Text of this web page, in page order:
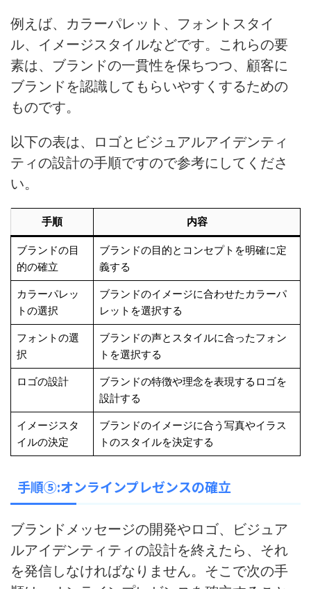
例えば、カラーパレット、フォントスタイ
ル、イメージスタイルなどです。 これらの要
素は、ブランドの一貫性を保ちつつ、顧客に
ブランドを認識してもらいやすくするための
ものです。
以下の表は、ロゴとビジュアルアイデンティ
ティの設計の手順ですので参考にしてくださ
い。
手順 内容
ブランドの目
的の確立
ブランドの目的とコンセプトを明確に定
義する
カラーパレッ
トの選択
ブランドのイメージに合わせたカラーパ
レットを選択する
フォントの選
択
ブランドの声とスタイルに合ったフォン
トを選択する
ロゴの設計
ブランドの特徴や理念を表現するロゴを
設計する
イメージスタ
イルの決定
ブランドのイメージに合う写真やイラス
トのスタイルを決定する
手順⑤:オンラインプレゼンスの確立
ブランドメッセージの開発やロゴ、ビジュア
ルアイデンティティの設計を終えたら、それ
を発信しなければなりません。そこで次の手